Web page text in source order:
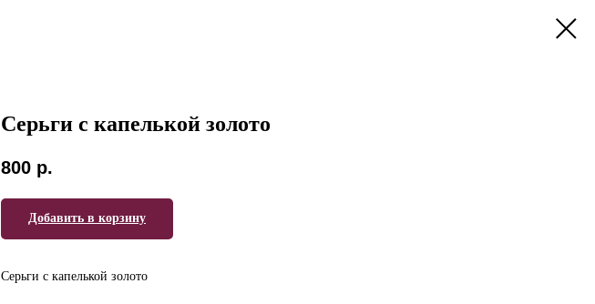
Серьги с капелькой золото
800 р.
Добавить в корзину
Серьги с капелькой золото